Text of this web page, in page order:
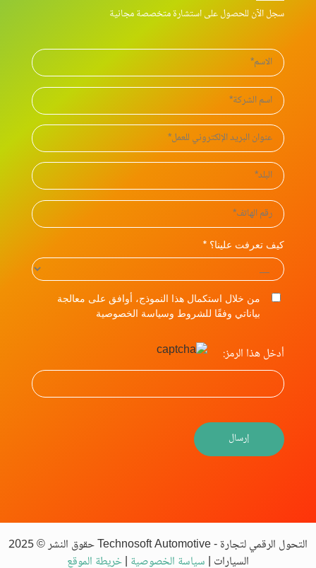
سجل الآن للحصول على استشارة متخصصة مجانية
كيف تعرفت علينا؟ *
من خلال استكمال هذا النموذج، أوافق على معالجة
بياناتي وفقًا للشروط وسياسة الخصوصية
أدخل هذا الرمز:
حقوق النشر © 2025 Technosoft Automotive - التحول الرقمي لتجارة
السيارات | سياسة الخصوصية |خريطة الموقع